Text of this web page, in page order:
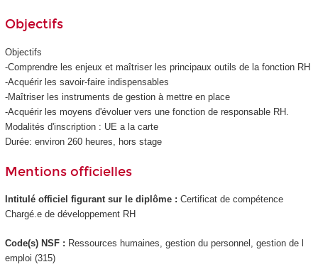
Objectifs
Objectifs
-Comprendre les enjeux et maîtriser les principaux outils de la fonction RH
-Acquérir les savoir-faire indispensables
-Maîtriser les instruments de gestion à mettre en place
-Acquérir les moyens d'évoluer vers une fonction de responsable RH.
Modalités d'inscription : UE a la carte
Durée: environ 260 heures, hors stage
Mentions officielles
Intitulé officiel figurant sur le diplôme : Certificat de compétence
Chargé.e de développement RH
Code(s) NSF : Ressources humaines, gestion du personnel, gestion de l
emploi (315)